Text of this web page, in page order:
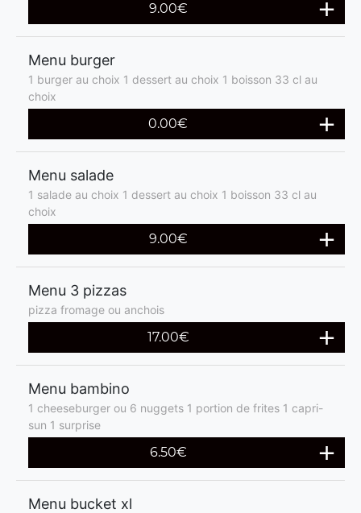
9.00€
Menu burger
1 burger au choix 1 dessert au choix 1 boisson 33 cl au
choix
0.00€
Menu salade
1 salade au choix 1 dessert au choix 1 boisson 33 cl au
choix
9.00€
Menu 3 pizzas
pizza fromage ou anchois
17.00€
Menu bambino
1 cheeseburger ou 6 nuggets 1 portion de frites 1 capri-
sun 1 surprise
6.50€
Menu bucket xl